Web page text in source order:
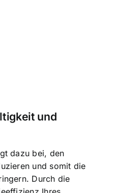
und
dazu bei, den
und somit die
Durch die